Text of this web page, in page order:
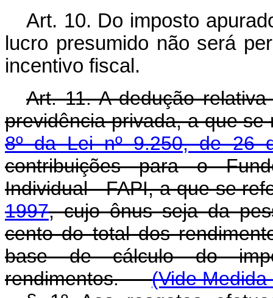
Art. 10. Do imposto
lucro presumido não será
incentivo fiscal.
Art. 11. A dedução
previdência privada, a que
8º da Lei nº 9.250, de 26
contribuições para o
Individual - FAPI, a que se
1997, cujo ônus seja da
cento do total dos
base de cálculo do
rendimentos.(Vide